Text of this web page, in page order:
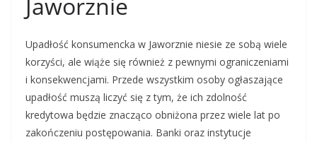
Jaworznie
Upadłość konsumencka w Jaworznie niesie ze sobą wiele
korzyści, ale wiąże się również z pewnymi ograniczeniami
i konsekwencjami. Przede wszystkim osoby ogłaszające
upadłość muszą liczyć się z tym, że ich zdolność
kredytowa będzie znacząco obniżona przez wiele lat po
zakończeniu postępowania. Banki oraz instytucje